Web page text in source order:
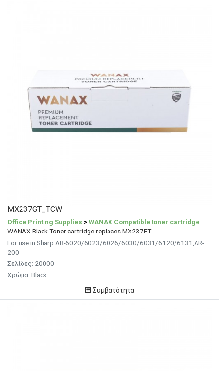
MX237GT_TCW
Office Printing Supplies > WANAX Compatible toner cartridge
WANAX Black Toner cartridge replaces MX237FT
For use in Sharp AR-6020/6023/6026/6030/6031/6120/6131,AR-
200
Σελίδες: 20000
Χρώμα: Black
Συμβατότητα